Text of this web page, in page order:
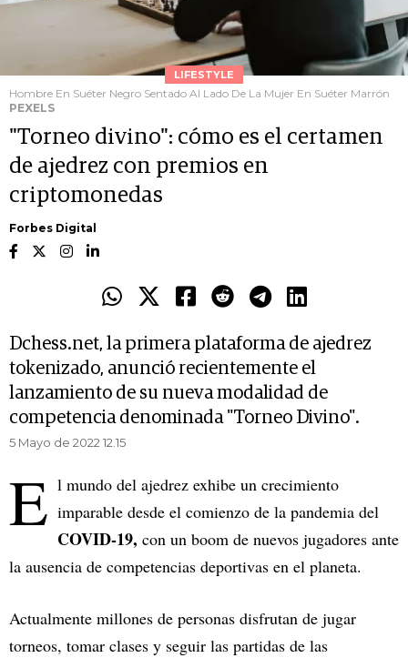
LIFESTYLE
Hombre En Suéter Negro Sentado Al Lado De La Mujer En Suéter Marrón
PEXELS
"Torneo divino": cómo es el certamen
de ajedrez con premios en
criptomonedas
Forbes Digital
Dchess.net, la primera plataforma de ajedrez
tokenizado, anunció recientemente el
lanzamiento de su nueva modalidad de
competencia denominada "Torneo Divino".
5 Mayo de 2022 12.15
E l mundo del ajedrez exhibe un crecimiento
imparable desde el comienzo de la pandemia del
COVID-19, con un boom de nuevos jugadores ante
la ausencia de competencias deportivas en el planeta.
Actualmente millones de personas disfrutan de jugar
torneos, tomar clases y seguir las partidas de las